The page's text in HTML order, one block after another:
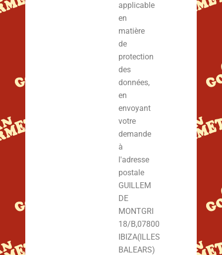
applicable
en
matière
de
protection
des
données,
en
envoyant
votre
demande
à
l'adresse
postale
GUILLEM
DE
MONTGRI
18/B,07800
IBIZA(ILLES
BALEARS)